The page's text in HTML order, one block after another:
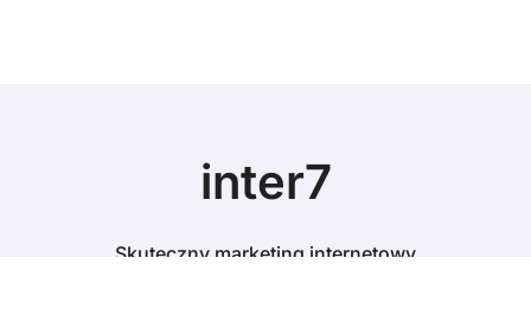
inter7
Skuteczny marketing internetowy